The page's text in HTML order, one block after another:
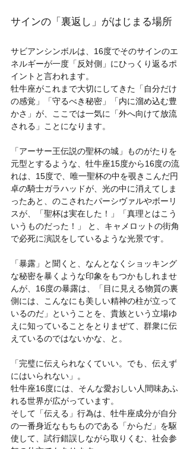
サインの「裏返し」がはじまる場所
サビアンシンボルは、16度でそのサインのエ
ネルギーが一度「反対側」にひっくり返るポ
イントと言われます。
牡牛座がこれまで大切にしてきた「自分だけ
の感覚」「守るべき秘密」「内に溜め込む豊
かさ」が、ここでは一気に「外へ向けて放流
される」ことになります。
「アーサー王伝説の聖杯の城」ものがたりを
元型とするような、牡牛座15度から16度の流
れは、15度で、唯一聖杯の中を覗きこんだ円
卓の騎士ガラハッドが、光の中に消えてしま
ったあと、のこされたパーシヴァルやボーリ
スが、「聖杯は実在した！」「真理とはこう
いうものだった！」 と、キャメロットの街角
で必死に演説をしているような光景です。
「暴露」と聞くと、なんとなくショッキング
な秘密を暴くような印象をもつかもしれませ
んが、16度の暴露は、「目に見える物質の裏
側には、こんなにも美しい精神の柱が立って
いるのだ」ということを、貴族という立場ゆ
えに知っていることをとりまぜて、群衆に伝
えているのではないかな、と。
「完璧に伝えられなくていい。でも、伝えず
にはいられない」。
牡牛座16度には、そんな愛おしい人間味あふ
れる世界が広がっています。
そして「伝える」行為は、牡牛座成分が自分
の一番身近なもちものである「からだ」を駆
使して、試行錯誤しながら取りくむ、社会参